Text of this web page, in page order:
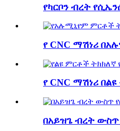
የካርቦን ብረት
የ CNC ማሽነሪ
የ CNC ማሽነሪ በልዩ
በአይዝጌ ብረት